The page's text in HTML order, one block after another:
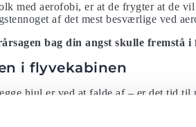
med aerofobi, er at de frygter at de
af det mest besværlige ved
bag din angst skulle fremstå i
i flyvekabinen
hjul er ved at falde af – er det tid til
stød og støj, der kan forekomme under